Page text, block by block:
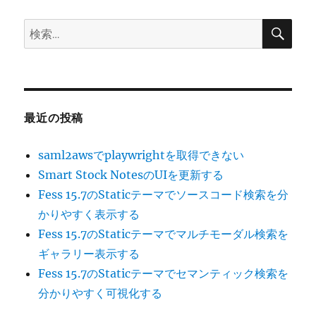
検
索:
検
最近の投稿
saml2awsでplaywrightを取得できない
Smart Stock NotesのUIを更新する
Fess 15.7のStaticテーマでソースコード検索を分
かりやすく表示する
Fess 15.7のStaticテーマでマルチモーダル検索を
ギャラリー表示する
Fess 15.7のStaticテーマでセマンティック検索を
分かりやすく可視化する